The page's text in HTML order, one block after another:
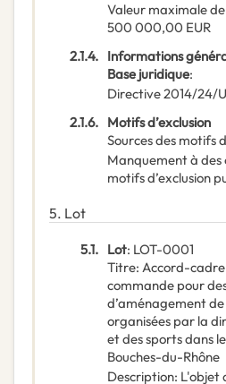
Valeur maximale
500 000,00 EUR
2.1.4. Informations
Base juridique:
Directive 2014/24/
2.1.6. Motifs d’exclusion
Sources des motifs
Manquement à des
motifs d’exclusion
5. Lot
5.1. Lot: LOT-0001
Titre: Accord-cadre
commande pour
d’aménagement
organisées par la
et des sports dans
Bouches-du-Rhône
Description: L'objet